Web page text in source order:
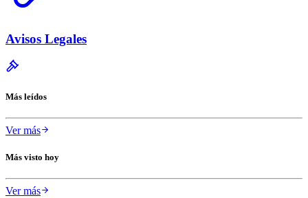
Avisos Legales
Más leídos
Ver más
Más visto hoy
Ver más